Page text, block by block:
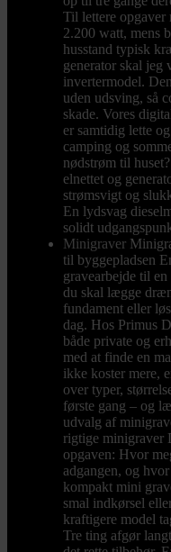
Til lettere
2.200 watt, mens
husstand typisk
generator skal
invertermodel.
uden udsving, så
skade. Vores
er samtidig lette
camping og
nødstrøm til
elnettet og
strømsvigt og
En lydsvag
solidt
Minigraver
til byggepladsen
gravearbejde til
du skal lægge
fundament eller
dag. Hos Primus
både private og
med at finde en
ikke koster mere,
over typer,
første gang – og
udvalg af
rigtige minigraver
opgaven: Hvor
adgangen, og
kompakt mini
smal indkørsel
kraftigere model
Tre ting afgør